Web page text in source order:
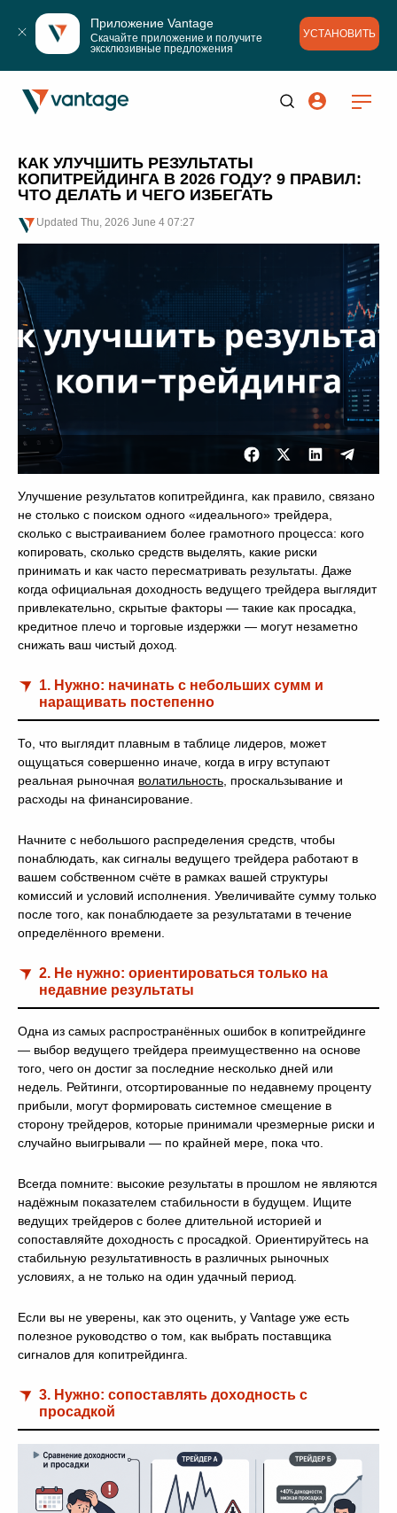
Приложение Vantage
Скачайте приложение и получите
эксклюзивные предложения
УСТАНОВИТЬ
КАК УЛУЧШИТЬ РЕЗУЛЬТАТЫ
КОПИТРЕЙДИНГА В 2026 ГОДУ? 9 ПРАВИЛ:
ЧТО ДЕЛАТЬ И ЧЕГО ИЗБЕГАТЬ
Updated Thu, 2026 June 4 07:27
Улучшение результатов копитрейдинга, как правило, связано
не столько с поиском одного «идеального» трейдера,
сколько с выстраиванием более грамотного процесса: кого
копировать, сколько средств выделять, какие риски
принимать и как часто пересматривать результаты. Даже
когда официальная доходность ведущего трейдера выглядит
привлекательно, скрытые факторы — такие как просадка,
кредитное плечо и торговые издержки — могут незаметно
снижать ваш чистый доход.
1. Нужно: начинать с небольших сумм и
наращивать постепенно
То, что выглядит плавным в таблице лидеров, может
ощущаться совершенно иначе, когда в игру вступают
реальная рыночная волатильность , проскальзывание и
расходы на финансирование.
Начните с небольшого распределения средств, чтобы
понаблюдать, как сигналы ведущего трейдера работают в
вашем собственном счёте в рамках вашей структуры
комиссий и условий исполнения. Увеличивайте сумму только
после того, как понаблюдаете за результатами в течение
определённого времени.
2. Не нужно: ориентироваться только на
недавние результаты
Одна из самых распространённых ошибок в копитрейдинге
— выбор ведущего трейдера преимущественно на основе
того, чего он достиг за последние несколько дней или
недель. Рейтинги, отсортированные по недавнему проценту
прибыли, могут формировать системное смещение в
сторону трейдеров, которые принимали чрезмерные риски и
случайно выигрывали — по крайней мере, пока что.
Всегда помните: высокие результаты в прошлом не являются
надёжным показателем стабильности в будущем. Ищите
ведущих трейдеров с более длительной историей и
сопоставляйте доходность с просадкой. Ориентируйтесь на
стабильную результативность в различных рыночных
условиях, а не только на один удачный период.
Если вы не уверены, как это оценить, у Vantage уже есть
полезное руководство о том, как выбрать поставщика
сигналов для копитрейдинга.
3. Нужно: сопоставлять доходность с
просадкой